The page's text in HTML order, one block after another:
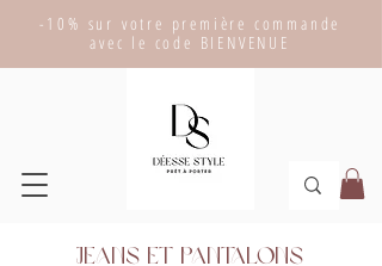
-10% sur votre première commande
avec le code BIENVENUE
Jeans et Pantalons